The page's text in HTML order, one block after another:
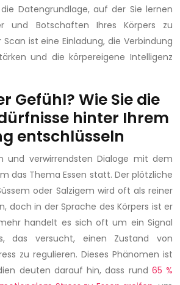
Datengrundlage, auf der Sie lernen
und Botschaften Ihres Körpers zu
ist eine Einladung, die Verbindung
und die körpereigene Intelligenz
Gefühl? Wie Sie die
hinter Ihrem
entschlüsseln
und verwirrendsten Dialoge mit dem
das Thema Essen statt. Der plötzliche
oder Salzigem wird oft als reiner
doch in der Sprache des Körpers ist er
handelt es sich oft um ein Signal
das versucht, einen Zustand von
zu regulieren. Dieses Phänomen ist
deuten darauf hin, dass rund 65 %